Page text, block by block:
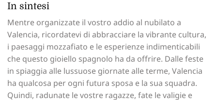
In sintesi
Mentre organizzate il vostro addio al nubilato a
Valencia, ricordatevi di abbracciare la vibrante cultura,
i paesaggi mozzafiato e le esperienze indimenticabili
che questo gioiello spagnolo ha da offrire. Dalle feste
in spiaggia alle lussuose giornate alle terme, Valencia
ha qualcosa per ogni futura sposa e la sua squadra.
Quindi, radunate le vostre ragazze, fate le valigie e